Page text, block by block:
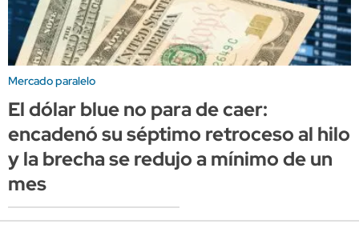
Mercado paralelo
El dólar blue no para de caer:
encadenó su séptimo retroceso al hilo
y la brecha se redujo a mínimo de un
mes